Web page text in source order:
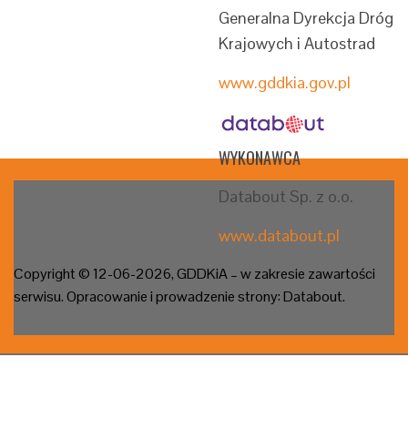
Generalna Dyrekcja Dróg
Krajowych i Autostrad
www.gddkia.gov.pl
WYKONAWCA
Databout Sp. z o.o.
www.databout.pl
Copyright © 12-06-2026, GDDKiA – w zakresie zawartości
serwisu. Opracowanie i prowadzenie strony: Databout.